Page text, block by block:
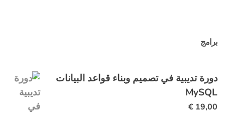
برامج
دورة تديبية في تصميم وبناء قواعد البيانات
MySQL
€ 19,00